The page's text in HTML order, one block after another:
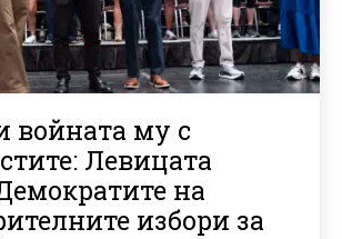
войната му с
Левицата
на
избори за